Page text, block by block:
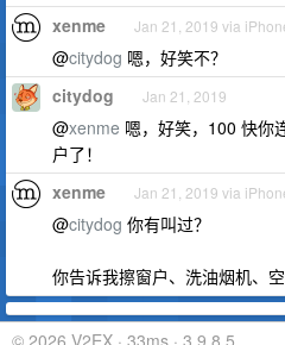
xenme Jan 21, 2019 via
@citydog 嗯，好笑不？
citydog Jan 21, 2019
@xenme 嗯，好笑，100 快你
户了！
xenme Jan 21, 2019 via
@citydog 你有叫过？
你告诉我擦窗户、洗油烟机、
© 2026 V2EX · 33ms · 3.9.8.5